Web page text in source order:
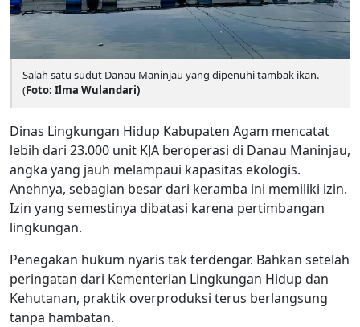
Salah satu sudut Danau Maninjau yang dipenuhi tambak ikan.
(Foto: Ilma Wulandari)
Dinas Lingkungan Hidup Kabupaten Agam mencatat
lebih dari 23.000 unit KJA beroperasi di Danau Maninjau,
angka yang jauh melampaui kapasitas ekologis.
Anehnya, sebagian besar dari keramba ini memiliki izin.
Izin yang semestinya dibatasi karena pertimbangan
lingkungan.
Penegakan hukum nyaris tak terdengar. Bahkan setelah
peringatan dari Kementerian Lingkungan Hidup dan
Kehutanan, praktik overproduksi terus berlangsung
tanpa hambatan.